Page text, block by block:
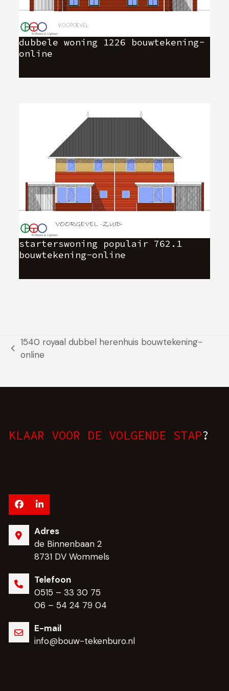
dubbele woning 1226 bouwtekening-
online
starterswoning populair 762.1
bouwtekening-online
previous
1540 royaal dubbel herenhuis bouwtekening-
online
KLAAR VOOR DE VOLGENDE STAP?
FacebookLinkedIn
Adres
de Binnenbaan 2
8731 DV Wommels
Telefoon
0515 – 33 30 75
06 – 54 24 79 04
E-mail
info@bouw-tekenburo.nl